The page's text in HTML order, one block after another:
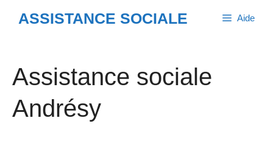
ASSISTANCE SOCIALE Aide
Assistance sociale
Andrésy